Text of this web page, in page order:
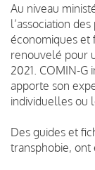
Au niveau
l’association
économiques et
renouvelé pour
2021. COMIN-
apporte son
individuelles ou
Des guides et
transphobie, ont